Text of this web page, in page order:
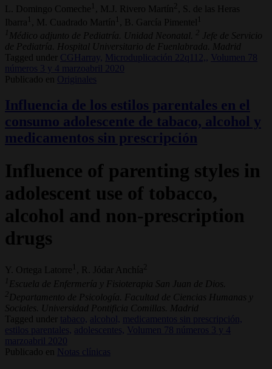
L. Domingo Comeche 1 , M.J. Rivero Martín
, S. de las Heras
Ibarra 1 , M. Cuadrado Martín 1 , B. García Pimentel 1
1 Médico adjunto de Pediatría. Unidad Neonatal. 2 Jefe de Servicio
de Pediatría. Hospital Universitario de Fuenlabrada. Madrid
Tagged under
CGHarray, Microduplicación 22q112,,
Volumen 78
números 3 y 4 marzoabril 2020
Publicado en
Originales
Influencia de los estilos parentales en el
consumo adolescente de tabaco, alcohol y
medicamentos sin prescripción
Influence of parenting styles in
adolescent use of tobacco,
alcohol and non-prescription
drugs
Y. Ortega Latorre 1 , R. Jódar Anchía2
1 Escuela de Enfermería y Fisioterapia San Juan de Dios.
2 Departamento de Psicología. Facultad de Ciencias Humanas y
Sociales. Universidad Pontificia Comillas. Madrid
Tagged under
tabaco, alcohol,
medicamentos sin prescripción,
estilos parentales, adolescentes,
Volumen 78 números 3 y 4
marzoabril 2020
Publicado en
Notas clínicas